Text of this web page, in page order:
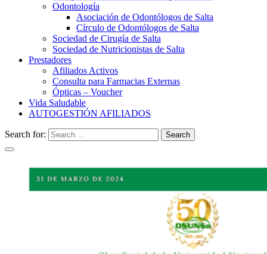
Odontología
Asociación de Odontólogos de Salta
Círculo de Odontólogos de Salta
Sociedad de Cirugía de Salta
Sociedad de Nutricionistas de Salta
Prestadores
Afiliados Activos
Consulta para Farmacias Externas
Ópticas – Voucher
Vida Saludable
AUTOGESTIÓN AFILIADOS
Search for: Search